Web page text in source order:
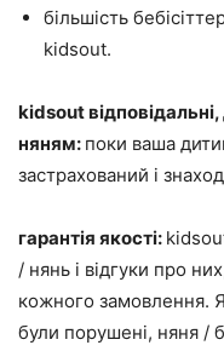
більшість
kidsout.
kidsout відповідальні,
няням: поки ваша
застрахований і
гарантія якості:
/ нянь і відгуки про
кожного замовлення.
були порушені, няня /